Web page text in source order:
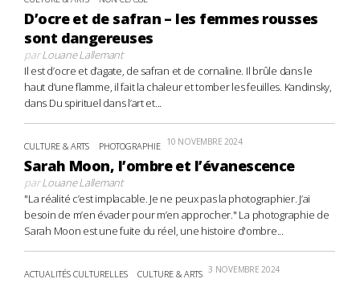
D’ocre et de safran – les femmes rousses
sont dangereuses
parLouane Lallemant
Il est d’ocre et d’agate, de safran et de cornaline. Il brûle dans le
haut d’une flamme, il fait la chaleur et tomber les feuilles. Kandinsky,
dans Du spirituel dans l’art et...
CULTURE & ARTS PHOTOGRAPHIE 10 NOVEMBRE 2024
Sarah Moon, l’ombre et l’évanescence
parLouane Lallemant
"La réalité c’est implacable. Je ne peux pas la photographier. J’ai
besoin de m’en évader pour m’en approcher." La photographie de
Sarah Moon est une fuite du réel, une histoire d'ombre...
ACTUALITÉS CULTURELLES CULTURE & ARTS 3 NOVEMBRE 2024